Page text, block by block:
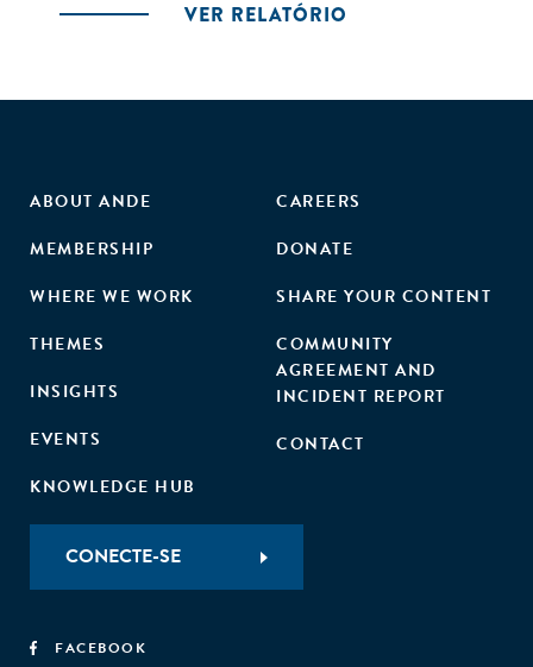
VER RELATÓRIO
ABOUT ANDE
MEMBERSHIP
WHERE WE WORK
THEMES
INSIGHTS
EVENTS
KNOWLEDGE HUB
CAREERS
DONATE
SHARE YOUR CONTENT
COMMUNITY
AGREEMENT AND
INCIDENT REPORT
CONTACT
CONECTE-SE
FACEBOOK